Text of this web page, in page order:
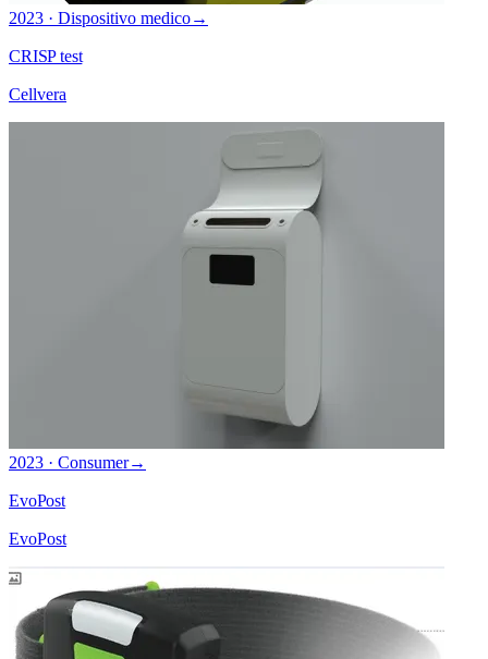
2023 · Dispositivo medico→
CRISP test
Cellvera
2023 · Consumer→
EvoPost
EvoPost